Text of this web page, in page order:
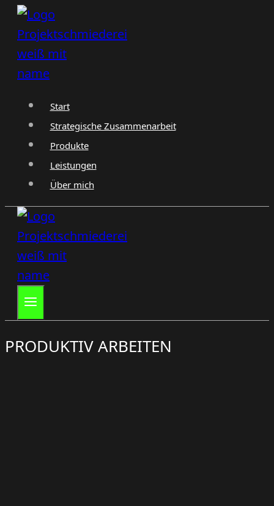
Zum
Inhalt
springen
Start
Strategische Zusammenarbeit
Produkte
Leistungen
Über mich
PRODUKTIV ARBEITEN